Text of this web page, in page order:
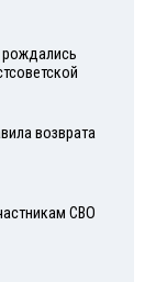
рождались
возврата
СВО